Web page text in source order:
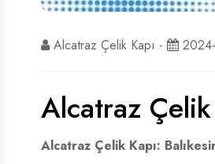
Alcatraz Çelik Kapı -
Alcatraz Çelik
Alcatraz Çelik Kapı: